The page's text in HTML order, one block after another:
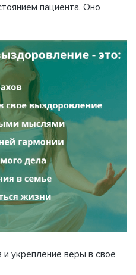
пациента. Оно
и укрепление веры в свое